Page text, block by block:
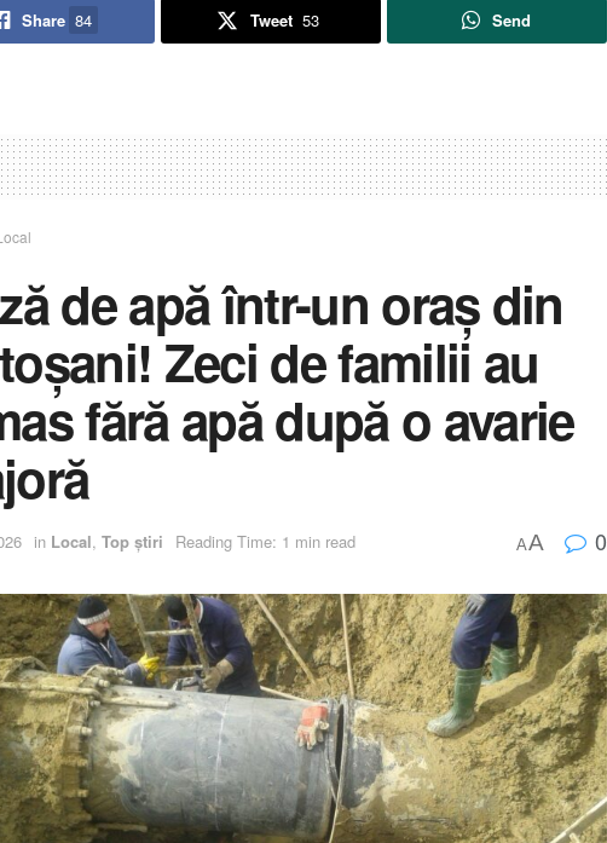
Share 84 Tweet 53 Send
de apă într-un oraș din
Zeci de familii au
fără apă după o avarie
in Local, Top știri Reading Time: 1 min read AA 0